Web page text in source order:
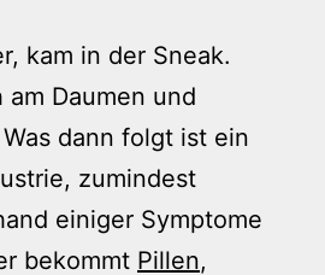
kam in der Sneak.
Daumen und
dann folgt ist ein
zumindest
einiger Symptome
bekommt Pillen,